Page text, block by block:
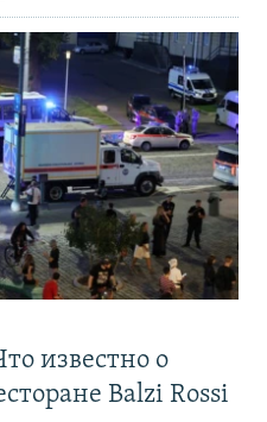
известно о
Balzi Rossi